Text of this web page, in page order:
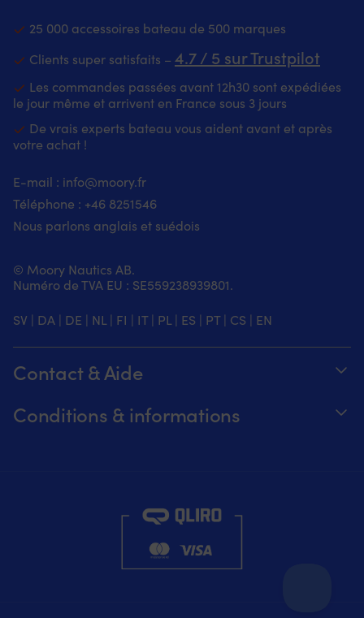
25 000 accessoires bateau de 500 marques
Clients super satisfaits – 4.7 / 5 sur Trustpilot
Les commandes passées avant 12h30 sont expédiées
le jour même et arrivent en France sous 3 jours
De vrais experts bateau vous aident avant et après
votre achat !
E-mail : info@moory.fr
Téléphone : +46 8251546
Nous parlons anglais et suédois
© Moory Nautics AB.
Numéro de TVA EU : SE559238939801.
SV | DA | DE | NL| FI | IT| PL| ES | PT| CS | EN
Contact & Aide
Envoyez-nous un e-mail à info@moory.fr
Conditions & informations
Retours et remboursements
Conditions de vente
Politique de confidentialité